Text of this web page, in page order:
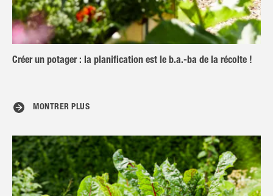
Créer un potager : la planification est le b.a.-ba de la récolte !
MONTRER PLUS